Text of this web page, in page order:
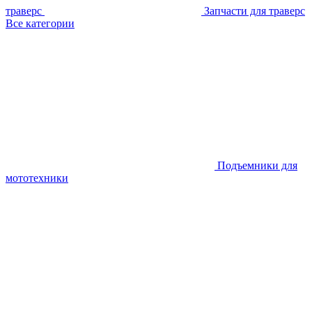
траверс
Запчасти для траверс
Все категории
Подъемники для
мототехники